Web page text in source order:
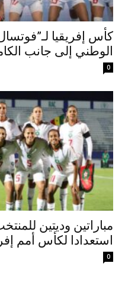
كأس إفريقيا
الوطني إلى جانب
0
مباراتين وديتين
استعدادا لكأس أمم
0